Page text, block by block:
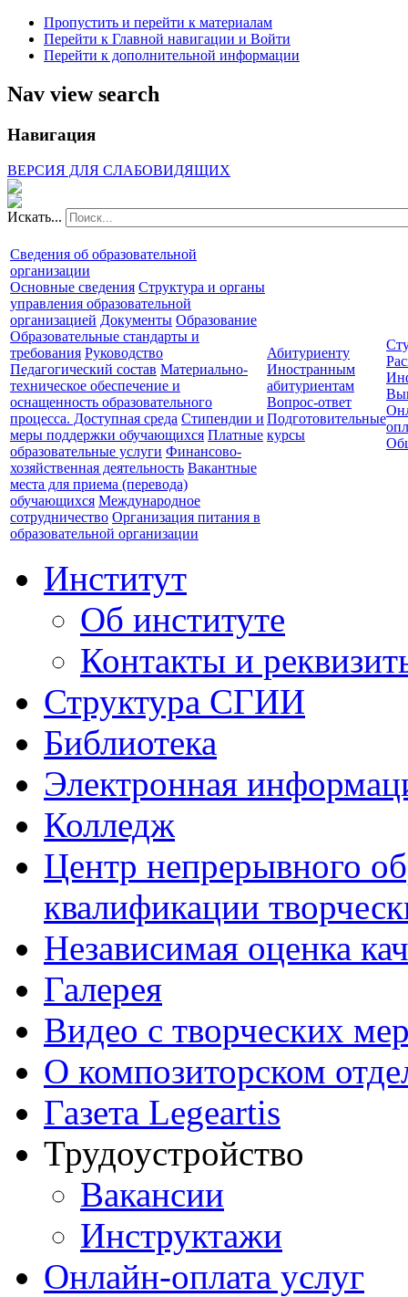
Пропустить и перейти к материалам
Перейти к Главной навигации и Войти
Перейти к дополнительной информации
Nav view search
Навигация
ВЕРСИЯ ДЛЯ СЛАБОВИДЯЩИХ
Искать...
Сведения об образовательной
организации
Основные сведения Структура и органы
управления образовательной
организацией Документы Образование
Образовательные стандарты и
требования Руководство
Педагогический состав Материально-
техническое обеспечение и
оснащенность образовательного
процесса. Доступная среда Стипендии и
меры поддержки обучающихся Платные
образовательные услуги Финансово-
хозяйственная деятельность Вакантные
места для приема (перевода)
обучающихся Международное
сотрудничество Организация питания в
образовательной организации
Абитуриенту
Иностранным
абитуриентам
Вопрос-ответ
Подготовительные
курсы
Институт
Об институте
Контакты и
Структура СГИИ
Библиотека
Электронная
Колледж
Центр непрерывного
квалификации
Независимая оценка
Галерея
Видео с творческих
О композиторском
Газета Legeartis
Трудоустройство
Вакансии
Инструктажи
Онлайн-оплата услуг